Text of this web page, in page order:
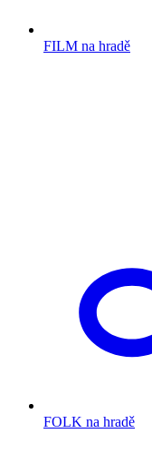
FILM na hradě
FOLK na hradě